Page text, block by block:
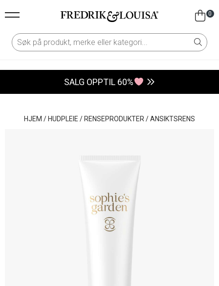
0
SALG OPPTIL 60%
HJEM / HUDPLEIE / RENSEPRODUKTER /ANSIKTSRENS